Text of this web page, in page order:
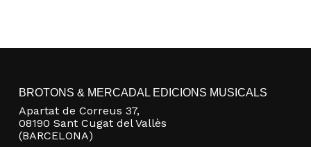
BROTONS & MERCADAL EDICIONS MUSICALS
Apartat de Correus 37,
08190 Sant Cugat del Vallès
(BARCELONA)